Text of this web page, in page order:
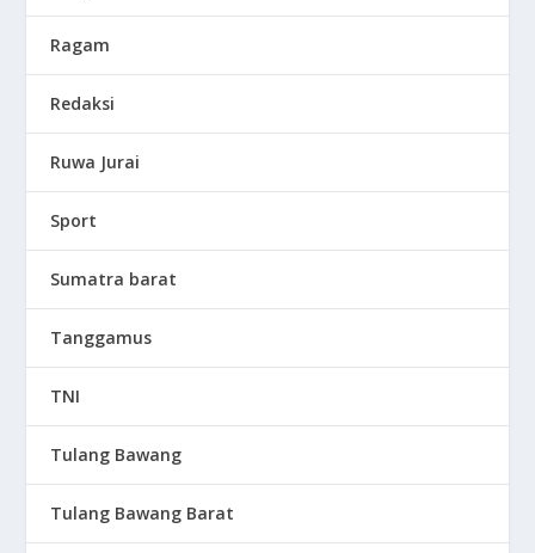
Ragam
Redaksi
Ruwa Jurai
Sport
Sumatra barat
Tanggamus
TNI
Tulang Bawang
Tulang Bawang Barat